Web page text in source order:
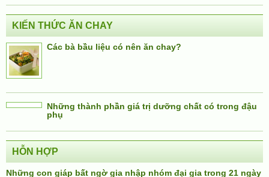
KIẾN THỨC ĂN CHAY
Các bà bầu liệu có nên ăn chay?
Những thành phần giá trị dưỡng chất có trong đậu
phụ
HỖN HỢP
Những con giáp bất ngờ gia nhập nhóm đại gia trong 21 ngày